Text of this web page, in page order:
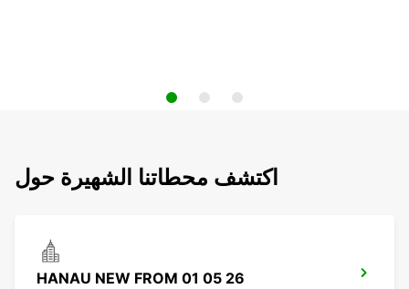
اكتشف محطاتنا الشهيرة حول
HANAU NEW FROM 01 05 26